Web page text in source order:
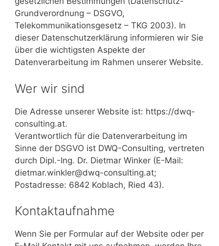
Grundverordnung – DSGVO,
Telekommunikationsgesetz – TKG 2003). In
dieser Datenschutzerklärung informieren wir Sie
über die wichtigsten Aspekte der
Datenverarbeitung im Rahmen unserer Website.
Wer wir sind
Die Adresse unserer Website ist: https://dwq-
consulting.at.
Verantwortlich für die Datenverarbeitung im
Sinne der DSGVO ist DWQ-Consulting, vertreten
durch Dipl.-Ing. Dr. Dietmar Winker (E-Mail:
dietmar.winkler@dwq-consulting.at;
Postadresse: 6842 Koblach, Ried 43).
Kontaktaufnahme
Wenn Sie per Formular auf der Website oder per